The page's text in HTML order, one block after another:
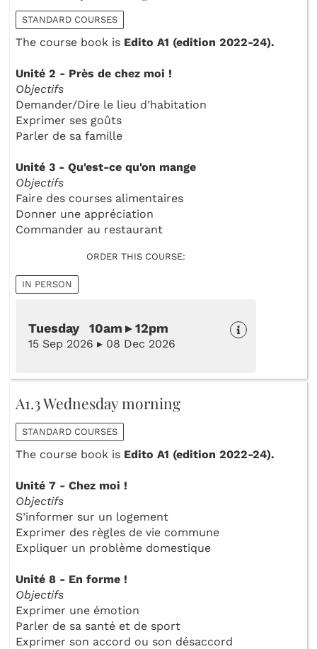
STANDARD COURSES
The course book is Edito A1 (edition 2022-24).
Unité 2 - Près de chez moi !
Objectifs
Demander/Dire le lieu d’habitation
Exprimer ses goûts
Parler de sa famille
Unité 3 - Qu'est-ce qu'on mange
Objectifs
Faire des courses alimentaires
Donner une appréciation
Commander au restaurant
ORDER THIS COURSE:
IN PERSON
Tuesday 10am ▸ 12pm
15 Sep 2026 ▸ 08 Dec 2026
A1.3 Wednesday morning
STANDARD COURSES
The course book is Edito A1 (edition 2022-24).
Unité 7 - Chez moi !
Objectifs
S’informer sur un logement
Exprimer des règles de vie commune
Expliquer un problème domestique
Unité 8 - En forme !
Objectifs
Exprimer une émotion
Parler de sa santé et de sport
Exprimer son accord ou son désaccord